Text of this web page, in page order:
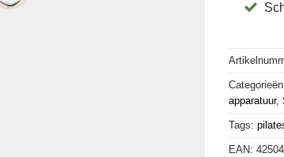
apparatuur,
Tags:
EAN: